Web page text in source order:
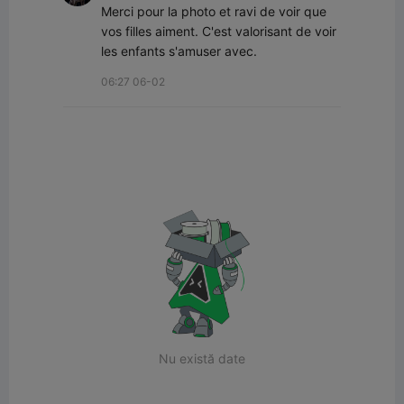
Merci pour la photo et ravi de voir que
vos filles aiment. C'est valorisant de voir
les enfants s'amuser avec.
06:27 06-02
Nu există date